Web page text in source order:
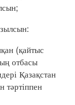
(қайтыс
отбасы
Қазақстан
тәртіппен